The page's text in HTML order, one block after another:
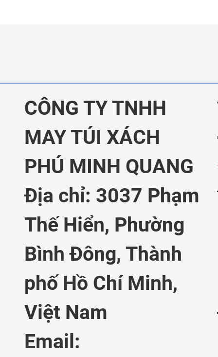
CÔNG TY TNHH
MAY TÚI XÁCH
PHÚ MINH QUANG
Địa chỉ: 3037 Phạm
Thế Hiển, Phường
Bình Đông, Thành
phố Hồ Chí Minh,
Việt Nam
Email: